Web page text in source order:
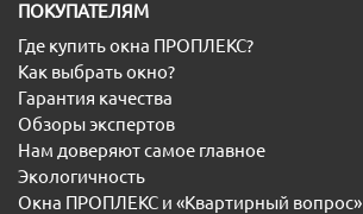
ПОКУПАТЕЛЯМ
Где купить окна ПРОПЛЕКС?
Как выбрать окно?
Гарантия качества
Обзоры экспертов
Нам доверяют самое главное
Экологичность
Окна ПРОПЛЕКС и «Квартирный вопрос»